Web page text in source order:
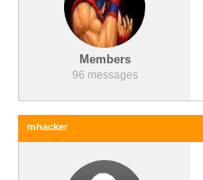
Members
96 messages
mhacker